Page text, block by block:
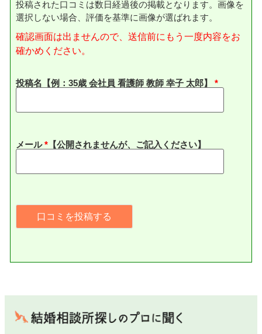
投稿された口コミは数日経過後の掲載となります。画像を
選択しない場合、評価を基準に画像が選ばれます。
確認画面は出ませんので、送信前にもう一度内容をお
確かめください。
投稿名【例：35歳 会社員 看護師 教師 幸子 太郎】
メール* 【公開されませんが、ご記入ください】